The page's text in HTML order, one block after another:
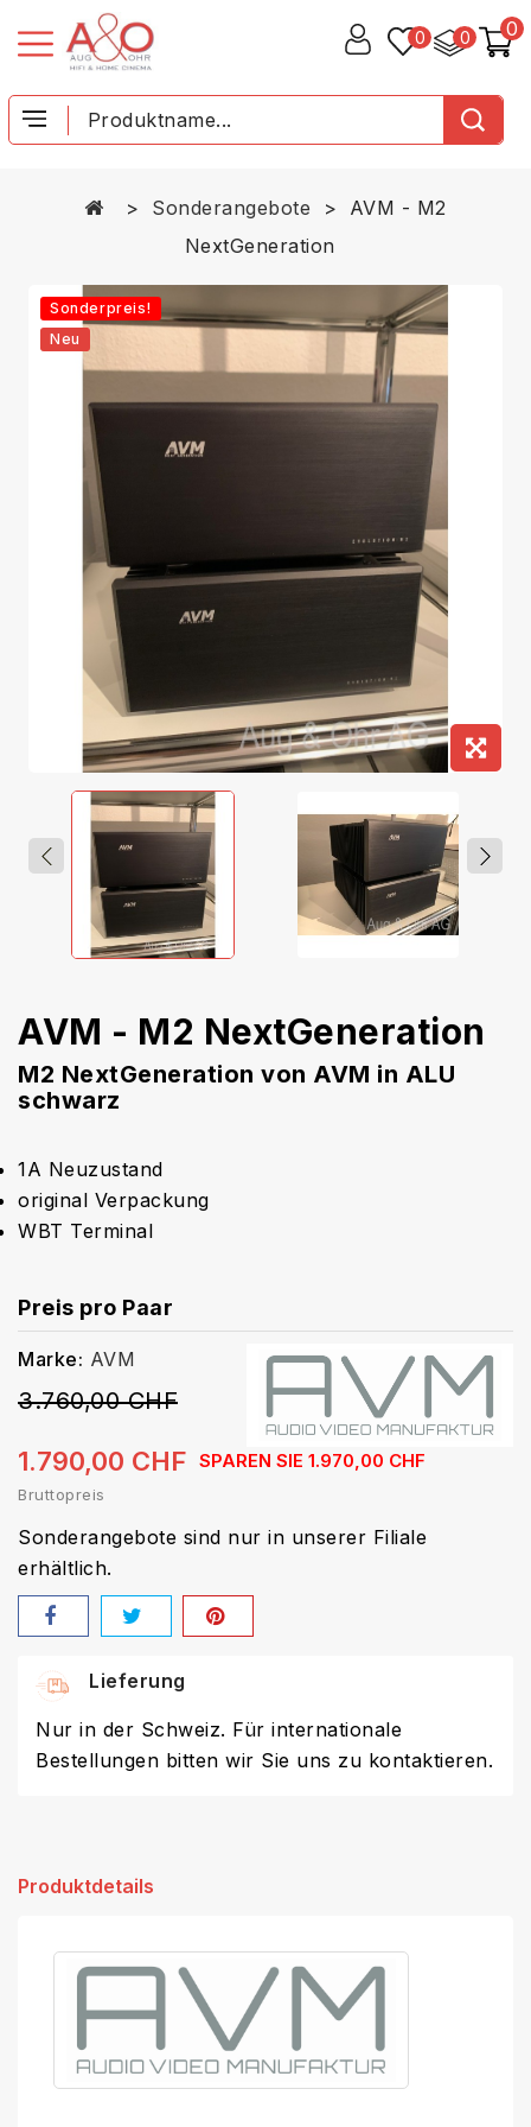
0
0
0
Sonderangebote
AVM - M2
NextGeneration
Sonderpreis!
Neu
AVM - M2 NextGeneration
M2 NextGeneration von AVM in ALU
schwarz
1A Neuzustand
original Verpackung
WBT Terminal
Preis pro Paar
Marke: AVM
3.760,00 CHF
1.790,00 CHF SPAREN SIE 1.970,00 CHF
Bruttopreis
Sonderangebote sind nur in unserer Filiale
erhältlich.
Lieferung
Nur in der Schweiz. Für internationale
Bestellungen bitten wir Sie uns zu kontaktieren.
Produktdetails